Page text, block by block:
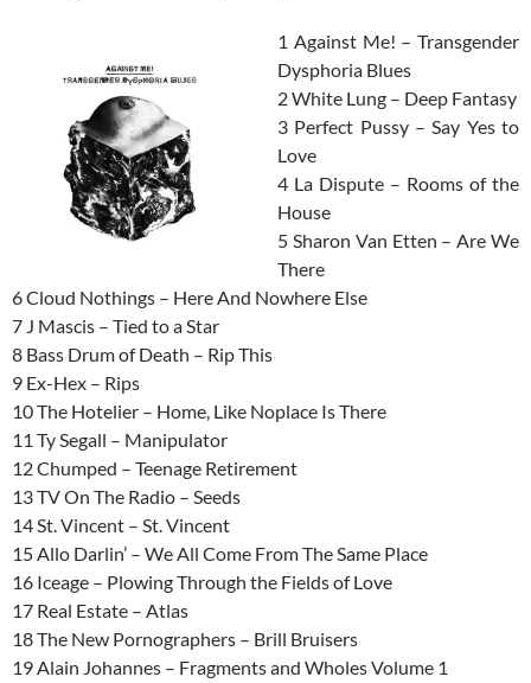
1 Against Me! – Transgender
Dysphoria Blues
2 White Lung – Deep Fantasy
3 Perfect Pussy – Say Yes to
Love
4 La Dispute – Rooms of the
House
5 Sharon Van Etten – Are We
There
6 Cloud Nothings – Here And Nowhere Else
7 J Mascis – Tied to a Star
8 Bass Drum of Death – Rip This
9 Ex-Hex – Rips
10 The Hotelier – Home, Like Noplace Is There
11 Ty Segall – Manipulator
12 Chumped – Teenage Retirement
13 TV On The Radio – Seeds
14 St. Vincent – St. Vincent
15 Allo Darlin’ – We All Come From The Same Place
16 Iceage – Plowing Through the Fields of Love
17 Real Estate – Atlas
18 The New Pornographers – Brill Bruisers
19 Alain Johannes – Fragments and Wholes Volume 1